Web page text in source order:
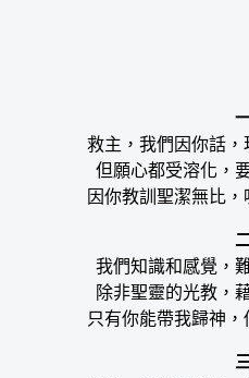
救主，我們因你話，
但願心都受溶化，
因你教訓聖潔無比，
我們知識和感覺，
除非聖靈的光教，
只有你能帶我歸神，